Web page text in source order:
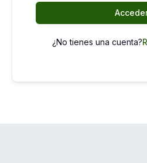
¿No tienes una cuenta?